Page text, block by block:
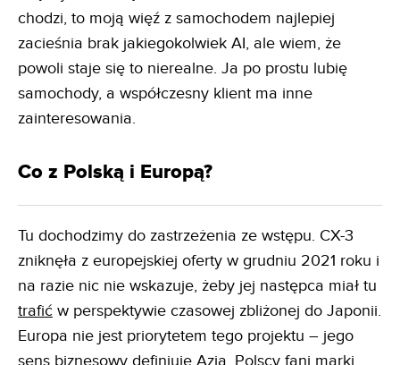
chodzi, to moją więź z samochodem najlepiej
zacieśnia brak jakiegokolwiek AI, ale wiem, że
powoli staje się to nierealne. Ja po prostu lubię
samochody, a współczesny klient ma inne
zainteresowania.
Co z Polską i Europą?
Tu dochodzimy do zastrzeżenia ze wstępu. CX-3
zniknęła z europejskiej oferty w grudniu 2021 roku i
na razie nic nie wskazuje, żeby jej następca miał tu
trafić w perspektywie czasowej zbliżonej do Japonii.
Europa nie jest priorytetem tego projektu – jego
sens biznesowy definiuje Azja. Polscy fani marki,